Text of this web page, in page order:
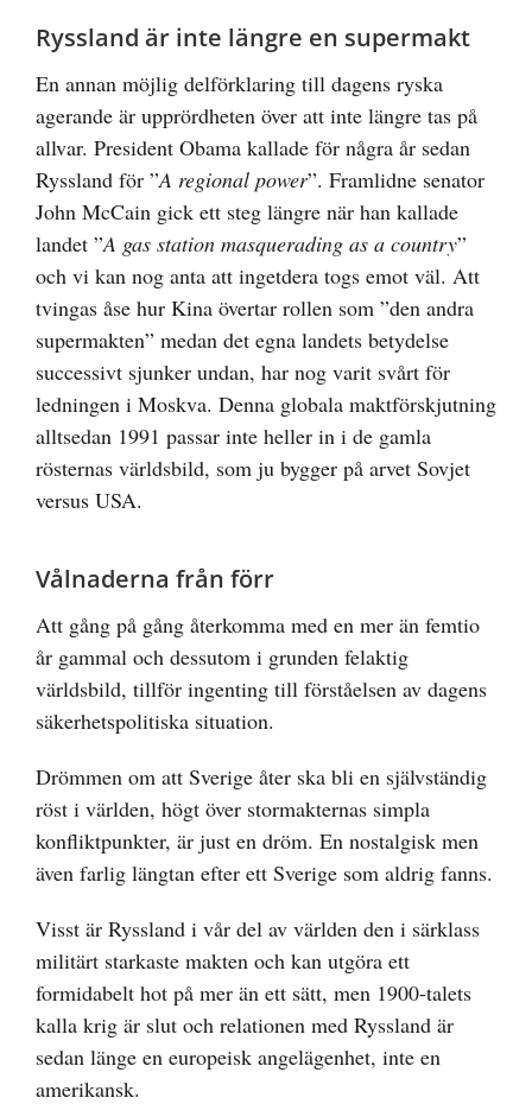
Ryssland är inte längre en supermakt
En annan möjlig delförklaring till dagens ryska
agerande är upprördheten över att inte längre tas på
allvar. President Obama kallade för några år sedan
Ryssland för ”A regional power”. Framlidne senator
John McCain gick ett steg längre när han kallade
landet ”A gas station masquerading as a country”
och vi kan nog anta att ingetdera togs emot väl. Att
tvingas åse hur Kina övertar rollen som ”den andra
supermakten” medan det egna landets betydelse
successivt sjunker undan, har nog varit svårt för
ledningen i Moskva. Denna globala maktförskjutning
alltsedan 1991 passar inte heller in i de gamla
rösternas världsbild, som ju bygger på arvet Sovjet
versus USA.
Vålnaderna från förr
Att gång på gång återkomma med en mer än femtio
år gammal och dessutom i grunden felaktig
världsbild, tillför ingenting till förståelsen av dagens
säkerhetspolitiska situation.
Drömmen om att Sverige åter ska bli en självständig
röst i världen, högt över stormakternas simpla
konfliktpunkter, är just en dröm. En nostalgisk men
även farlig längtan efter ett Sverige som aldrig fanns.
Visst är Ryssland i vår del av världen den i särklass
militärt starkaste makten och kan utgöra ett
formidabelt hot på mer än ett sätt, men 1900-talets
kalla krig är slut och relationen med Ryssland är
sedan länge en europeisk angelägenhet, inte en
amerikansk.